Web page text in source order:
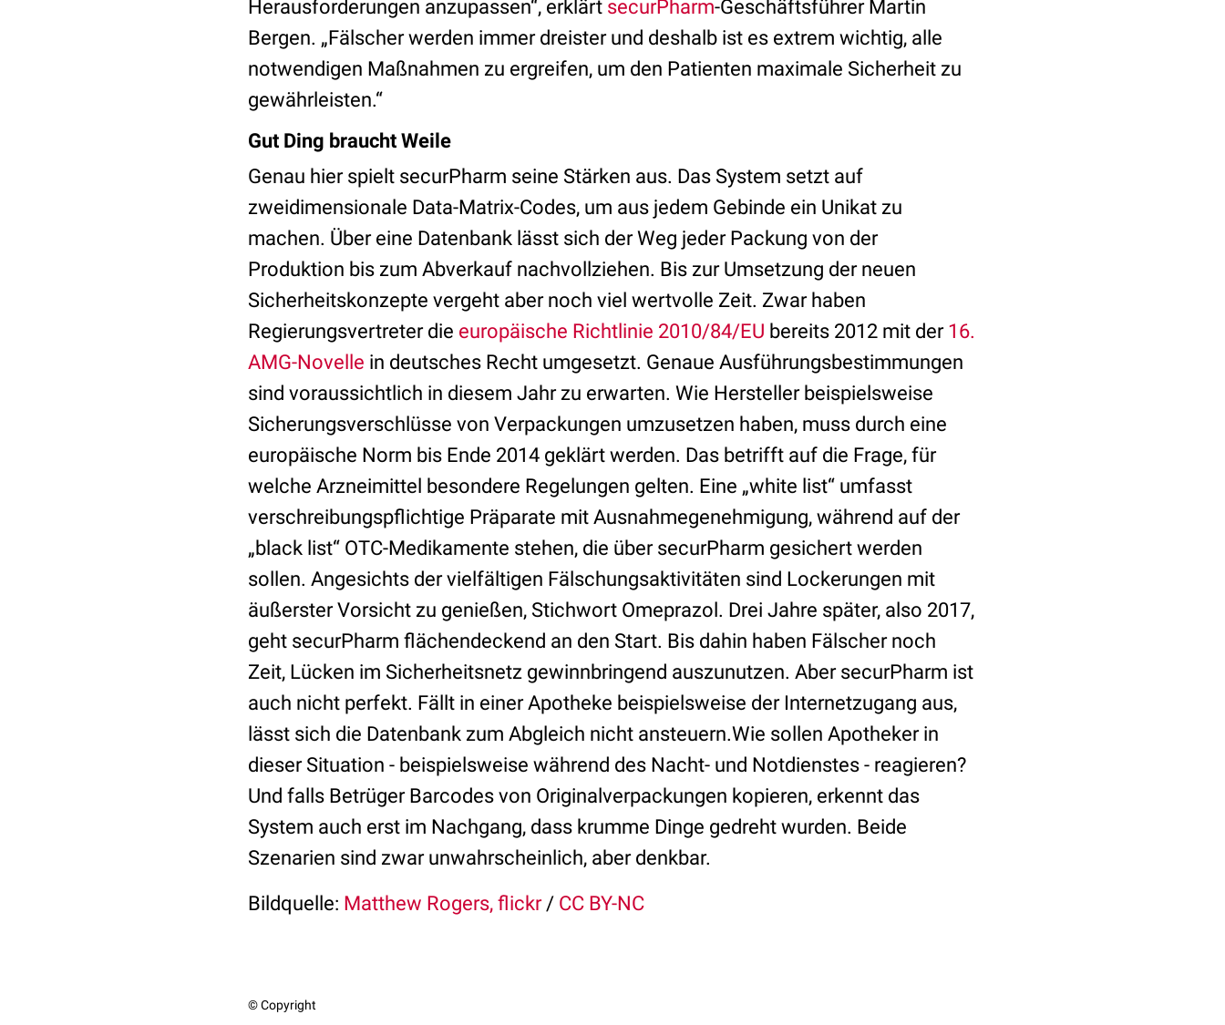
Herausforderungen anzupassen“, erklärt securPharm-Geschäftsführer Martin
Bergen. „Fälscher werden immer dreister und deshalb ist es extrem wichtig, alle
notwendigen Maßnahmen zu ergreifen, um den Patienten maximale Sicherheit zu
gewährleisten.“
Gut Ding braucht Weile
Genau hier spielt securPharm seine Stärken aus. Das System setzt auf
zweidimensionale Data-Matrix-Codes, um aus jedem Gebinde ein Unikat zu
machen. Über eine Datenbank lässt sich der Weg jeder Packung von der
Produktion bis zum Abverkauf nachvollziehen. Bis zur Umsetzung der neuen
Sicherheitskonzepte vergeht aber noch viel wertvolle Zeit. Zwar haben
Regierungsvertreter die europäische Richtlinie 2010/84/EU bereits 2012 mit der 16.
AMG-Novelle in deutsches Recht umgesetzt. Genaue Ausführungsbestimmungen
sind voraussichtlich in diesem Jahr zu erwarten. Wie Hersteller beispielsweise
Sicherungsverschlüsse von Verpackungen umzusetzen haben, muss durch eine
europäische Norm bis Ende 2014 geklärt werden. Das betrifft auf die Frage, für
welche Arzneimittel besondere Regelungen gelten. Eine „white list“ umfasst
verschreibungspflichtige Präparate mit Ausnahmegenehmigung, während auf der
„black list“ OTC-Medikamente stehen, die über securPharm gesichert werden
sollen. Angesichts der vielfältigen Fälschungsaktivitäten sind Lockerungen mit
äußerster Vorsicht zu genießen, Stichwort Omeprazol. Drei Jahre später, also 2017,
geht securPharm flächendeckend an den Start. Bis dahin haben Fälscher noch
Zeit, Lücken im Sicherheitsnetz gewinnbringend auszunutzen. Aber securPharm ist
auch nicht perfekt. Fällt in einer Apotheke beispielsweise der Internetzugang aus,
lässt sich die Datenbank zum Abgleich nicht ansteuern.Wie sollen Apotheker in
dieser Situation - beispielsweise während des Nacht- und Notdienstes - reagieren?
Und falls Betrüger Barcodes von Originalverpackungen kopieren, erkennt das
System auch erst im Nachgang, dass krumme Dinge gedreht wurden. Beide
Szenarien sind zwar unwahrscheinlich, aber denkbar.
Bildquelle: Matthew Rogers, flickr/ CC BY-NC
© Copyright